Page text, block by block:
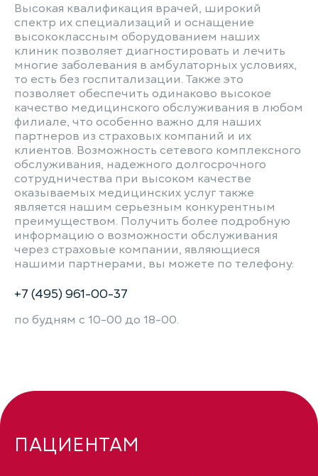
Высокая квалификация врачей, широкий
спектр их специализаций и оснащение
высококлассным оборудованием наших
клиник позволяет диагностировать и лечить
многие заболевания в амбулаторных условиях,
то есть без госпитализации. Также это
позволяет обеспечить одинаково высокое
качество медицинского обслуживания в любом
филиале, что особенно важно для наших
партнеров из страховых компаний и их
клиентов. Возможность сетевого комплексного
обслуживания, надежного долгосрочного
сотрудничества при высоком качестве
оказываемых медицинских услуг также
является нашим серьезным конкурентным
преимуществом. Получить более подробную
информацию о возможности обслуживания
через страховые компании, являющиеся
нашими партнерами, вы можете по телефону:
+7 (495) 961-00-37
по будням с 10-00 до 18-00.
ПАЦИЕНТАМ